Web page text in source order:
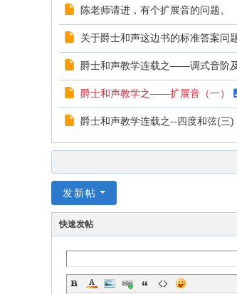
陈老师请进，有个扩展音的问题。
关于爵士和声这边书的标准答案问
爵士和声教学连载之——调式音阶及
爵士和声教学之——扩展音（一）
爵士和声教学连载之--四度和弦(三)
发新帖
快速发帖